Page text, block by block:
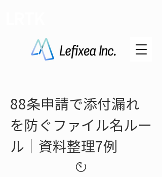
88条申請で添付漏れ
を防ぐファイル名ルー
ル｜資料整理7例